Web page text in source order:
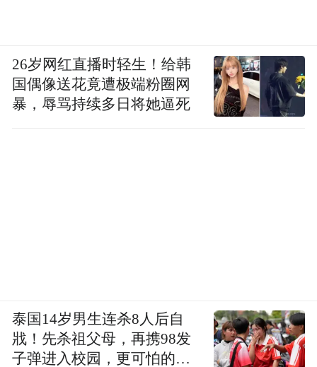
26岁网红直播时轻生！给韩
国偶像送花竟遭极端粉圈网
暴，辱骂持续多日将她逼死
泰国14岁男生连杀8人后自
戕！先杀祖父母，再携98发
子弹进入校园，更可怕的细